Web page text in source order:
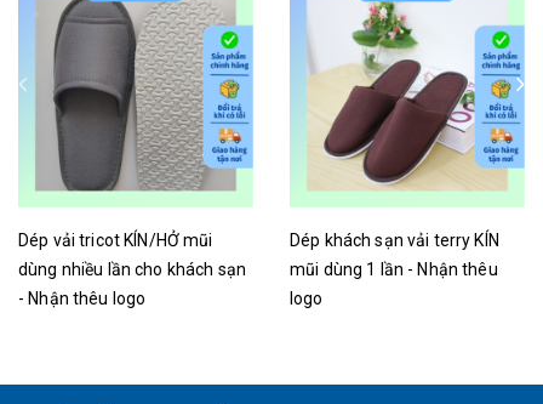
Dép vải tricot KÍN/HỞ mũi
dùng nhiều lần cho khách sạn
- Nhận thêu logo
Dép khách sạn vải terry KÍN
mũi dùng 1 lần - Nhận thêu
logo